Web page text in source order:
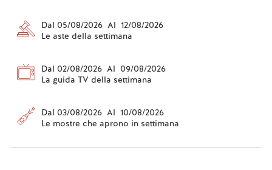
Dal 05/08/2026 Al 12/08/2026
Le aste della settimana
Dal 02/08/2026 Al 09/08/2026
La guida TV della settimana
Dal 03/08/2026 Al 10/08/2026
Le mostre che aprono in settimana